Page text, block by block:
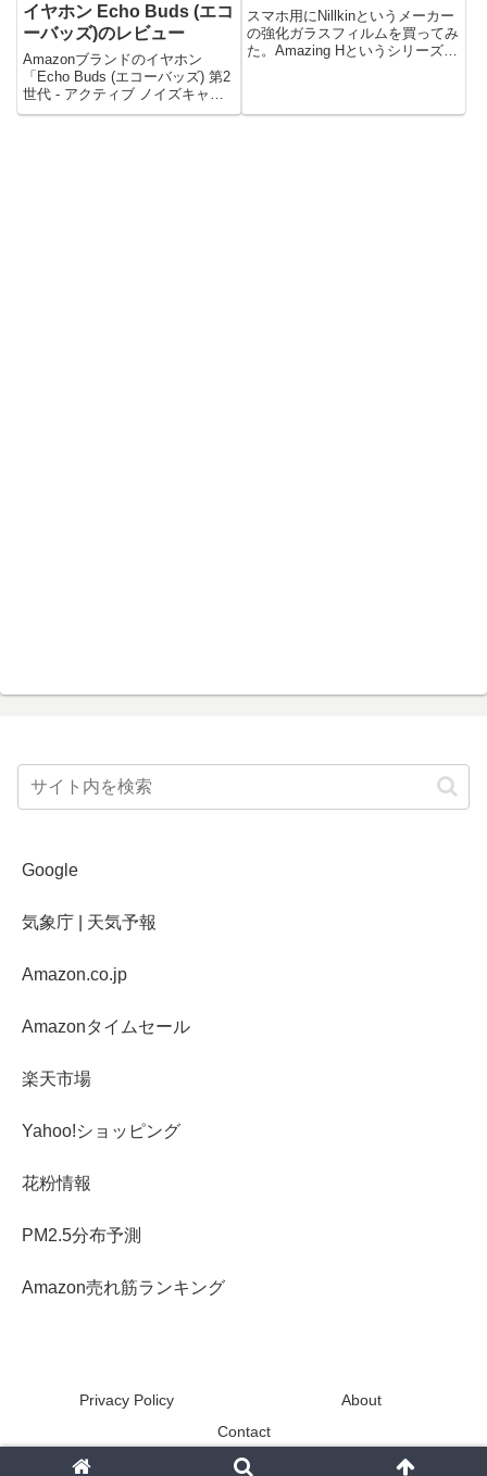
イヤホン Echo Buds (エコ
ーバッズ)のレビュー
Amazonブランドのイヤホン
「Echo Buds (エコーバッズ) 第2
世代 - アクティブ ノイズキャン
セリング 付...
スマホ用にNillkinというメーカー
の強化ガラスフィルムを買ってみ
た。Amazing Hというシリーズ
Google
気象庁 | 天気予報
Amazon.co.jp
Amazonタイムセール
楽天市場
Yahoo!ショッピング
花粉情報
PM2.5分布予測
Amazon売れ筋ランキング
Privacy Policy
About
Contact
Copyright © 2013-2026 N1729.com All Rights Reserved.